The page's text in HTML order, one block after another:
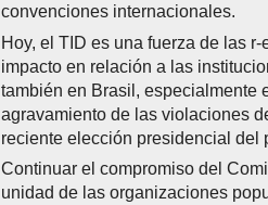
convenciones internacionales.
Hoy, el TID es una fuerza de las
impacto en relación a las
también en Brasil, especialmente
agravamiento de las violaciones
reciente elección presidencial del
Continuar el compromiso del
unidad de las organizaciones